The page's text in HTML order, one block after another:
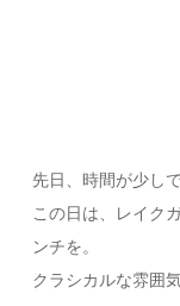
先日、時間が少し
この日は、レイク
ンチを。
クラシカルな雰囲